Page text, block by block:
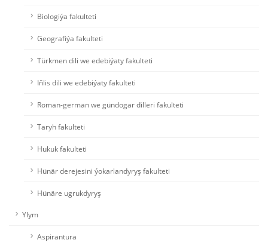
Biologiýa fakulteti
Geografiýa fakulteti
Türkmen dili we edebiýaty fakulteti
Iňlis dili we edebiýaty fakulteti
Roman-german we gündogar dilleri fakulteti
Taryh fakulteti
Hukuk fakulteti
Hünär derejesini ýokarlandyryş fakulteti
Hünäre ugrukdyryş
Ylym
Aspirantura